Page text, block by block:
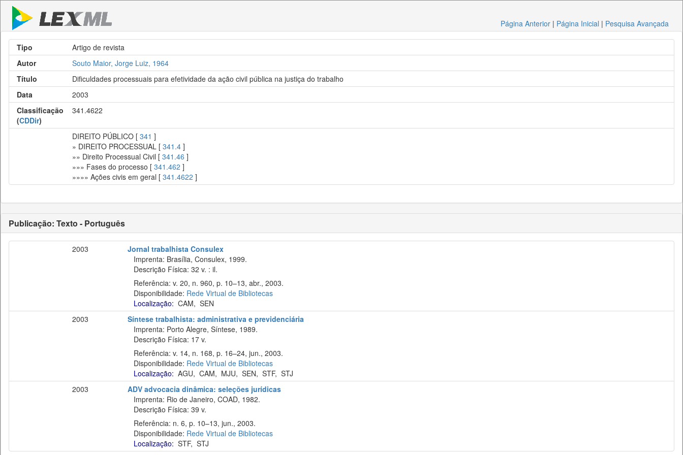
Página Anterior | Página Inicial | Pesquisa Avançada
Tipo
Artigo de revista
Autor
Souto Maior, Jorge Luiz, 1964
Título
Dificuldades processuais para efetividade da ação civil pública na justiça do trabalho
Data
2003
Classificação
(CDDir)
341.4622
DIREITO PÚBLICO [ 341 ]
» DIREITO PROCESSUAL [ 341.4 ]
»» Direito Processual Civil [ 341.46 ]
»»» Fases do processo [ 341.462 ]
»»»» Ações civis em geral [ 341.4622 ]
Publicação: Texto - Português
2003
Jornal trabalhista Consulex
Imprenta: Brasília, Consulex, 1999.
Descrição Física: 32 v. : il.
Referência: v. 20, n. 960, p. 10–13, abr., 2003.
Disponibilidade: Rede Virtual de Bibliotecas
Localização: CAM, SEN
2003
Síntese trabalhista: administrativa e previdenciária
Imprenta: Porto Alegre, Síntese, 1989.
Descrição Física: 17 v.
Referência: v. 14, n. 168, p. 16–24, jun., 2003.
Disponibilidade: Rede Virtual de Bibliotecas
Localização: AGU, CAM, MJU, SEN, STF, STJ
2003
ADV advocacia dinâmica: seleções jurídicas
Imprenta: Rio de Janeiro, COAD, 1982.
Descrição Física: 39 v.
Referência: n. 6, p. 10–13, jun., 2003.
Disponibilidade: Rede Virtual de Bibliotecas
Localização: STF, STJ